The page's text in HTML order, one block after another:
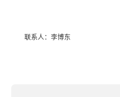
联系人：李博东